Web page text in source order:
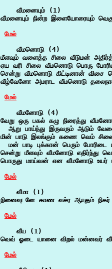
    வீமனையும் (1)
வீமனையும் நின்ற இளையோரையும்
மேல்
    வீமனொடு (4)
மீளவும் வளைத்த சிலை வீடுமன்
ஏய வரி சிலை வீமனொடு பொரு
சென்று வீமனொடு கிட்டினான்
வீழ்வேனோ அமராட வீமனொடு
மேல்
    வீமனோடு (4)
வேறு ஒரு பகல் கழு நிரைத்து
ஆறு பாய்ந்து இருவரும் ஆடும்
மின் பாடு இலங்கும் கணை வெம்
மன் பாடி புக்கான் பெரும்
சென்று மீளவும் வீமனோடு எதிர்ந்து
பொருது மாய்வன் என வீமனோடு உயர்
மேல்
    வீமா (1)
நினைவுடனே காண வச்ர ஆயுதம்
மேல்
    வீய (1)
வெவ் ஓடை யானை விறல் மன்னவர்
மேல்